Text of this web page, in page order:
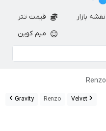
نقشه بازار
قیمت تتر
میم کوین
Renzo
Velvet
Renzo
Gravity